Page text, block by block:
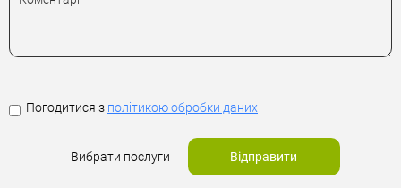
Погодитися з політикою обробки даних
Вибрати послуги Відправити